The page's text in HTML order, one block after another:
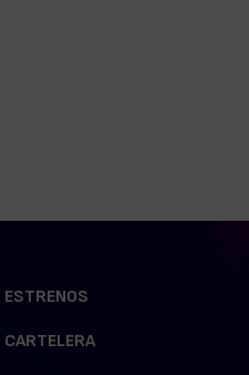
ESTRENOS
CARTELERA